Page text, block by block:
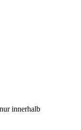
innerhalb